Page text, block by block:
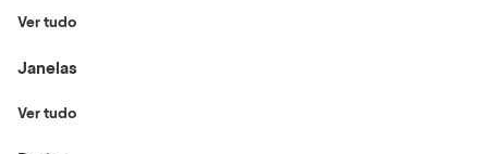
Ver tudo
Janelas
Ver tudo